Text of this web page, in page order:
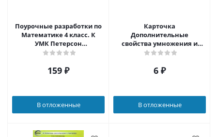
Поурочные разработки по
Математике 4 класс. К
УМК Петерсон
(Перспектива). ФГОС
159 ₽
В отложенные
Карточка
Дополнительные
свойства умножения и
деления
6 ₽
В отложенные